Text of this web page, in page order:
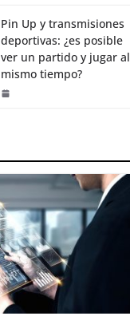
Pin Up y transmisiones
deportivas: ¿es posible
ver un partido y jugar al
mismo tiempo?